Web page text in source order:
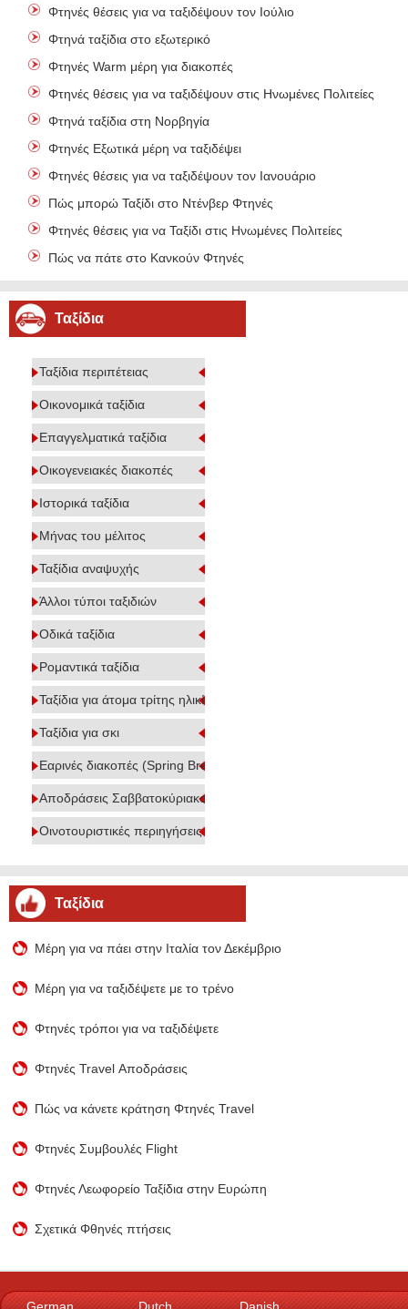
Φτηνές θέσεις για να ταξιδέψουν τον Ιούλιο
Φτηνά ταξίδια στο εξωτερικό
Φτηνές Warm μέρη για διακοπές
Φτηνές θέσεις για να ταξιδέψουν στις Ηνωμένες Πολιτείες
Φτηνά ταξίδια στη Νορβηγία
Φτηνές Εξωτικά μέρη να ταξιδέψει
Φτηνές θέσεις για να ταξιδέψουν τον Ιανουάριο
Πώς μπορώ Ταξίδι στο Ντένβερ Φτηνές
Φτηνές θέσεις για να Ταξίδι στις Ηνωμένες Πολιτείες
Πώς να πάτε στο Κανκούν Φτηνές
Ταξίδια
Ταξίδια περιπέτειας
Οικονομικά ταξίδια
Επαγγελματικά ταξίδια
Οικογενειακές διακοπές
Ιστορικά ταξίδια
Μήνας του μέλιτος
Ταξίδια αναψυχής
Άλλοι τύποι ταξιδιών
Οδικά ταξίδια
Ρομαντικά ταξίδια
Ταξίδια για άτομα τρίτης ηλικίας
Ταξίδια για σκι
Εαρινές διακοπές (Spring Break)
Αποδράσεις Σαββατοκύριακου
Οινοτουριστικές περιηγήσεις
Ταξίδια
Μέρη για να πάει στην Ιταλία τον Δεκέμβριο
Μέρη για να ταξιδέψετε με το τρένο
Φτηνές τρόποι για να ταξιδέψετε
Φτηνές Travel Αποδράσεις
Πώς να κάνετε κράτηση Φτηνές Travel
Φτηνές Συμβουλές Flight
Φτηνές Λεωφορείο Ταξίδια στην Ευρώπη
Σχετικά Φθηνές πτήσεις